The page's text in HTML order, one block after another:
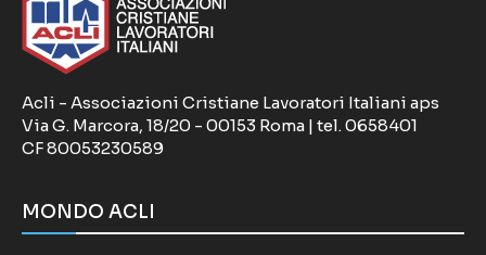
Acli - Associazioni Cristiane Lavoratori Italiani aps
Via G. Marcora, 18/20 - 00153 Roma | tel. 0658401
CF 80053230589
MONDO ACLI